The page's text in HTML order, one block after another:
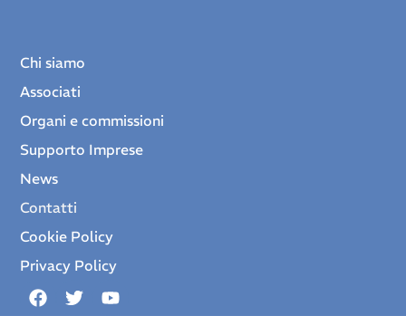
Chi siamo
Associati
Organi e commissioni
Supporto Imprese
News
Contatti
Cookie Policy
Privacy Policy